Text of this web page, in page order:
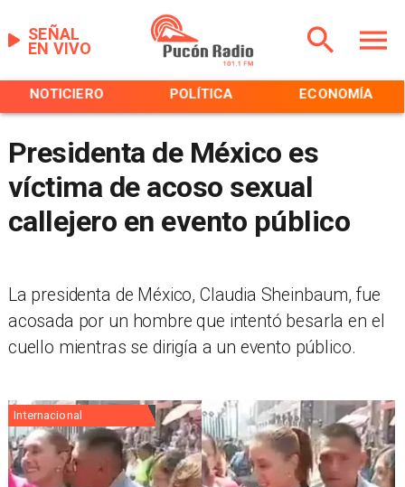
EN VIVO
SEÑAL
NOTICIERO POLÍTICA ECONOMÍA
Presidenta de México es
víctima de acoso sexual
callejero en evento público
La presidenta de México, Claudia Sheinbaum, fue
acosada por un hombre que intentó besarla en el
cuello mientras se dirigía a un evento público.
Internacional